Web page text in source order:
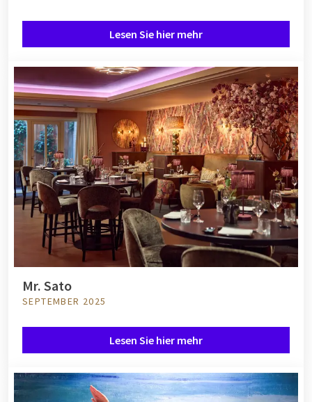
Lesen Sie hier mehr
Mr. Sato
SEPTEMBER 2025
Lesen Sie hier mehr